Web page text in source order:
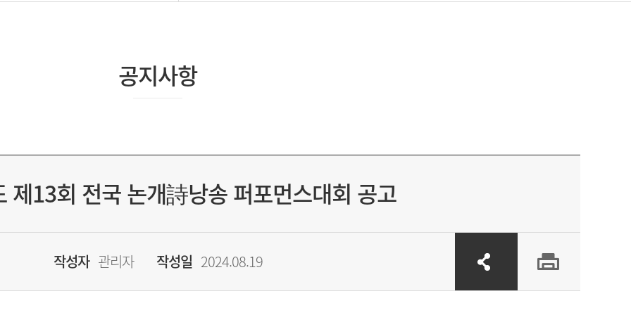
공지사항
제13회 전국 논개詩낭송 퍼포먼스대회 공고
작성자 관리자 작성일 2024.08.19